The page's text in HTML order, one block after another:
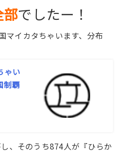
でしたー！
マイカタちゃいます、分布
ゃい
制覇
、そのうち874人が『ひらか